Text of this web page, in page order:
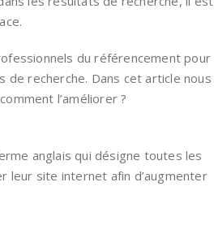
du référencement pour
de recherche. Dans cet article nous
l’améliorer ?
anglais qui désigne toutes les
leur site internet afin d’augmenter